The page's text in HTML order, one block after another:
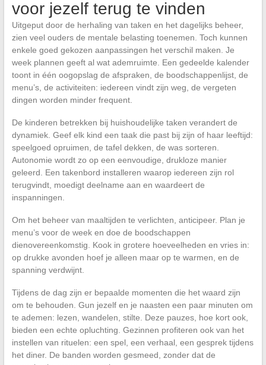
voor jezelf terug te vinden
Uitgeput door de herhaling van taken en het dagelijks beheer,
zien veel ouders de mentale belasting toenemen. Toch kunnen
enkele goed gekozen aanpassingen het verschil maken. Je
week plannen geeft al wat ademruimte. Een gedeelde kalender
toont in één oogopslag de afspraken, de boodschappenlijst, de
menu’s, de activiteiten: iedereen vindt zijn weg, de vergeten
dingen worden minder frequent.
De kinderen betrekken bij huishoudelijke taken verandert de
dynamiek. Geef elk kind een taak die past bij zijn of haar leeftijd:
speelgoed opruimen, de tafel dekken, de was sorteren.
Autonomie wordt zo op een eenvoudige, drukloze manier
geleerd. Een takenbord installeren waarop iedereen zijn rol
terugvindt, moedigt deelname aan en waardeert de
inspanningen.
Om het beheer van maaltijden te verlichten, anticipeer. Plan je
menu’s voor de week en doe de boodschappen
dienovereenkomstig. Kook in grotere hoeveelheden en vries in:
op drukke avonden hoef je alleen maar op te warmen, en de
spanning verdwijnt.
Tijdens de dag zijn er bepaalde momenten die het waard zijn
om te behouden. Gun jezelf en je naasten een paar minuten om
te ademen: lezen, wandelen, stilte. Deze pauzes, hoe kort ook,
bieden een echte opluchting. Gezinnen profiteren ook van het
instellen van rituelen: een spel, een verhaal, een gesprek tijdens
het diner. De banden worden gesmeed, zonder dat de